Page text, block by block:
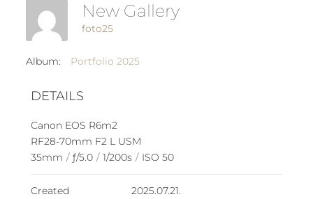
New Gallery
foto25
Album: Portfolio 2025
DETAILS
Canon EOS R6m2
RF28-70mm F2 L USM
35mm / ƒ/5.0 / 1/200s / ISO 50
Created
2025.07.21.